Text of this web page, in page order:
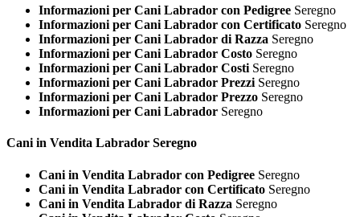
Informazioni per Cani Labrador con Pedigree Seregno
Informazioni per Cani Labrador con Certificato Seregno
Informazioni per Cani Labrador di Razza Seregno
Informazioni per Cani Labrador Costo Seregno
Informazioni per Cani Labrador Costi Seregno
Informazioni per Cani Labrador Prezzi Seregno
Informazioni per Cani Labrador Prezzo Seregno
Informazioni per Cani Labrador Seregno
Cani in Vendita Labrador Seregno
Cani in Vendita Labrador con Pedigree Seregno
Cani in Vendita Labrador con Certificato Seregno
Cani in Vendita Labrador di Razza Seregno